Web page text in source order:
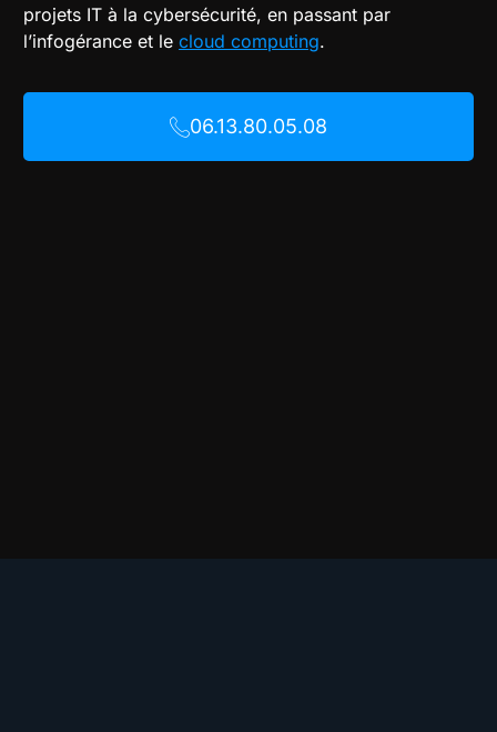
projets IT à la cybersécurité, en passant par
l’infogérance et le cloud computing.
06.13.80.05.08